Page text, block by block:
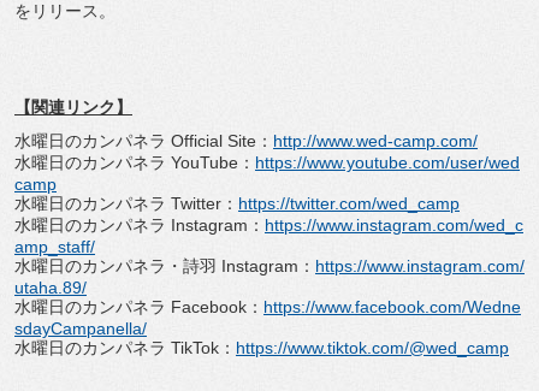
をリリース。
【関連リンク】
水曜日のカンパネラ Official Site： http://www.wed-camp.com/
水曜日のカンパネラ YouTube： https://www.youtube.com/user/wed
camp
水曜日のカンパネラ Twitter： https://twitter.com/wed_camp
水曜日のカンパネラ Instagram： https://www.instagram.com/wed_c
amp_staff/
水曜日のカンパネラ・詩羽 Instagram： https://www.instagram.com/
utaha.89/
水曜日のカンパネラ Facebook： https://www.facebook.com/Wedne
sdayCampanella/
水曜日のカンパネラ TikTok： https://www.tiktok.com/@wed_camp